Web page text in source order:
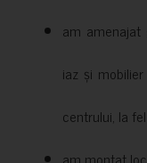
am amenajat
iaz și
centrului, la